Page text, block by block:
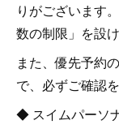
りがございます
数の制限」を設
また、優先予約
で、必ずご確認
◆ スイムパーソ